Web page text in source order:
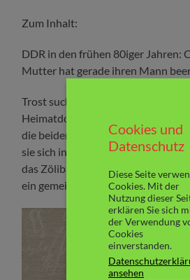
Zum Inhalt:
DDR in den frühen 80iger Jahren:
Mutter hat gerade ihren Mann
Trost sucht die junge Frau in der
Heimatdorfes. Als sie Pater
die beiden sich gleich
sie sich ineinander und Carina
das Zölibat und die
ein gemeinsames Leben unmöglich…
Cookies und
Datenschutz
Diese Seite
Cookies. Mit der
Nutzung dieser
erklären Sie sich
der Verwendung
Cookies
einverstanden.
ansehen